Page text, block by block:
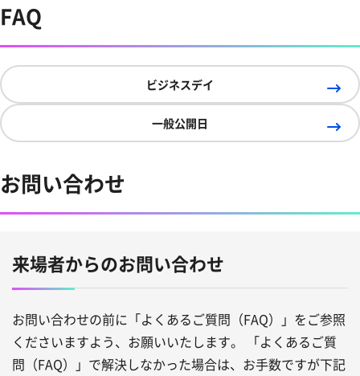
FAQ
ビジネスデイ
一般公開日
お問い合わせ
来場者からのお問い合わせ
お問い合わせの前に「よくあるご質問（FAQ）」をご参照
くださいますよう、お願いいたします。 「よくあるご質
問（FAQ）」で解決しなかった場合は、お手数ですが下記